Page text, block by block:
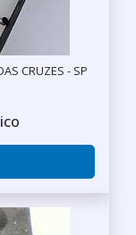
CRUZES - SP